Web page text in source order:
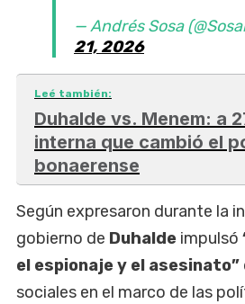
— Andrés Sosa
21, 2026
Leé también:
Duhalde vs. Menem: a
interna que cambió el
bonaerense
Según expresaron durante la
gobierno de Duhalde impulsó
el espionaje y el asesinato”
sociales en el marco de las